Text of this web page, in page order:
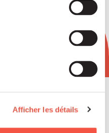
Afficher les détails